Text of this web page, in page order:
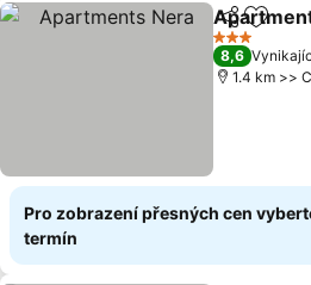
Sdílet
3 Počet
8,6
1.4 km >>
Pro zobrazení přesných cen
termín